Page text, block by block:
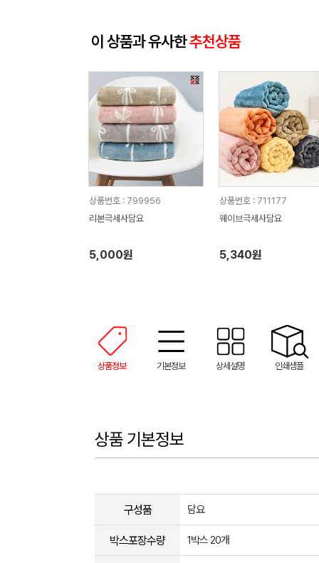
이 상품과 유사한추천상품
상품번호 : 799956
리본극세사담요
5,000원
상품번호 : 711177
웨이브극세사담요
5,340원
상품정보 기본정보 상세설명 인쇄샘플
상품 기본정보
구성품 담요
박스포장수량 1박스 20개